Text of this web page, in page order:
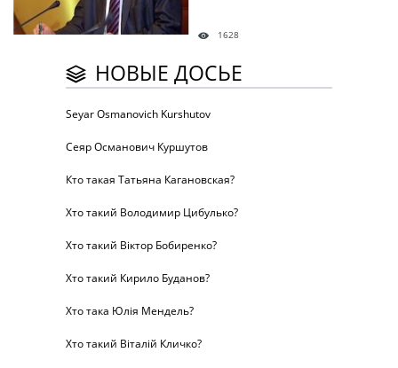
1628
НОВЫЕ ДОСЬЕ
Seyar Osmanovich Kurshutov
Сеяр Османович Куршутов
Кто такая Татьяна Кагановская?
Хто такий Володимир Цибулько?
Хто такий Віктор Бобиренко?
Хто такий Кирило Буданов?
Хто така Юлія Мендель?
Хто такий Віталій Кличко?